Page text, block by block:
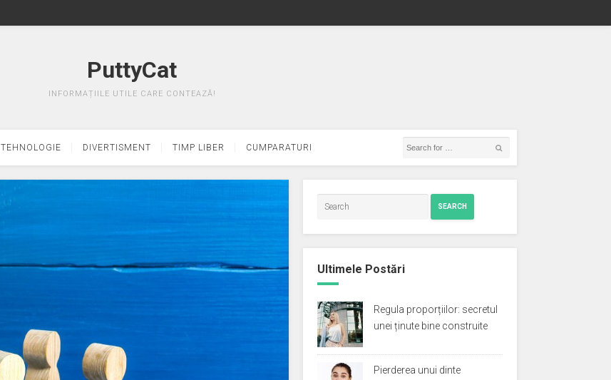
PuttyCat
INFORMAȚIILE UTILE CARE CONTEAZĂ!
TEHNOLOGIE DIVERTISMENT TIMP LIBER CUMPARATURI
SEARCH
Ultimele Postări
Regula proporțiilor: secretul
unei ținute bine construite
Pierderea unui dinte